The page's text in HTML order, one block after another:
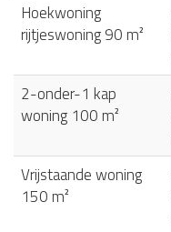
Hoekwoning
rijtjeswoning 90 m²
2-onder-1 kap
woning 100 m²
Vrijstaande woning
150 m²